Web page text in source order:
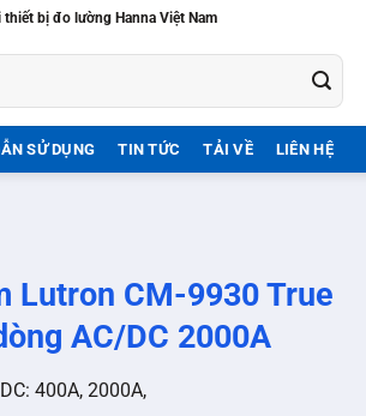
thiết bị đo lường Hanna Việt Nam
SỬ DỤNG TIN TỨC TẢI VỀ LIÊN HỆ
Lutron CM-9930 True
AC/DC 2000A
400A, 2000A,